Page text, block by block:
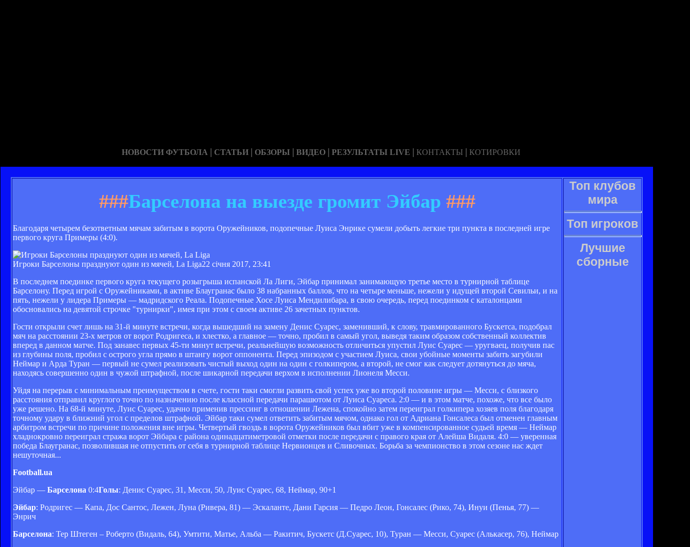
НОВОСТИ ФУТБОЛА | СТАТЬИ | ОБЗОРЫ | ВИДЕО | РЕЗУЛЬТАТЫ LIVE | КОНТАКТЫ | КОТИРОВКИ
###Барселона на выезде громит Эйбар ###
Благодаря четырем безответным мячам забитым в ворота Оружейников, подопечные Луиса Энрике сумели добыть легкие три пункта в последней игре
первого круга Примеры (4:0).
Игроки Барселоны празднуют один из мячей, La Liga22 січня 2017, 23:41
В последнем поединке первого круга текущего розыгрыша испанской Ла Лиги, Эйбар принимал занимающую третье место в турнирной таблице
Барселону. Перед игрой с Оружейниками, в активе Блаугранас было 38 набранных баллов, что на четыре меньше, нежели у идущей второй Севильи, и на
пять, нежели у лидера Примеры — мадридского Реала. Подопечные Хосе Луиса Мендилибара, в свою очередь, перед поединком с каталонцами
обосновались на девятой строчке "турнирки", имея при этом с своем активе 26 зачетных пунктов.
Гости открыли счет лишь на 31-й минуте встречи, когда вышедший на замену Денис Суарес, заменивший, к слову, травмированного Бускетса, подобрал
мяч на расстоянии 23-х метров от ворот Родригеса, и хлестко, а главное — точно, пробил в самый угол, выведя таким образом собственный коллектив
вперед в данном матче. Под занавес первых 45-ти минут встречи, реальнейшую возможность отличиться упустил Луис Суарес — уругваец, получив пас
из глубины поля, пробил с острого угла прямо в штангу ворот оппонента. Перед эпизодом с участием Луиса, свои убойные моменты забить загубили
Неймар и Арда Туран — первый не сумел реализовать чистый выход один на один с голкипером, а второй, не смог как следует дотянуться до мяча,
находясь совершенно один в чужой штрафной, после шикарной передачи верхом в исполнении Лионеля Месси.
Уйдя на перерыв с минимальным преимуществом в счете, гости таки смогли развить свой успех уже во второй половине игры — Месси, с близкого
расстояния отправил круглого точно по назначению после классной передачи парашютом от Луиса Суареса. 2:0 — и в этом матче, похоже, что все было
уже решено. На 68-й минуте, Луис Суарес, удачно применив прессинг в отношении Лежена, спокойно затем переиграл голкипера хозяев поля благодаря
точному удару в ближний угол с пределов штрафной. Эйбар таки сумел ответить забитым мячом, однако гол от Адриана Гонсалеса был отменен главным
арбитром встречи по причине положения вне игры. Четвертый гвоздь в ворота Оружейников был вбит уже в компенсированное судьей время — Неймар
хладнокровно переиграл стража ворот Эйбара с района одинадцатиметровой отметки после передачи с правого края от Алейша Видаля. 4:0 — уверенная
победа Блаугранас, позволившая не отпустить от себя в турнирной таблице Нервионцев и Сливочных. Борьба за чемпионство в этом сезоне нас ждет
нешуточная...
Football.ua
Эйбар — Барселона 0:4Голы: Денис Суарес, 31, Месси, 50, Луис Суарес, 68, Неймар, 90+1
Эйбар: Родригес — Капа, Дос Сантос, Лежен, Луна (Ривера, 81) — Эскаланте, Дани Гарсия — Педро Леон, Гонсалес (Рико, 74), Инуи (Пенья, 77) —
Энрич
Барселона: Тер Штеген – Роберто (Видаль, 64), Умтити, Матье, Альба — Ракитич, Бускетс (Д.Суарес, 10), Туран — Месси, Суарес (Алькасер, 76), Неймар
Топ клубов
мира
Топ игроков
Лучшие
сборные